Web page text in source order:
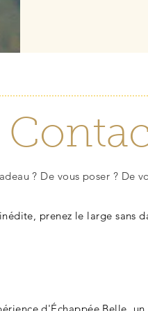
? De vous poser ? De
prenez le large sans